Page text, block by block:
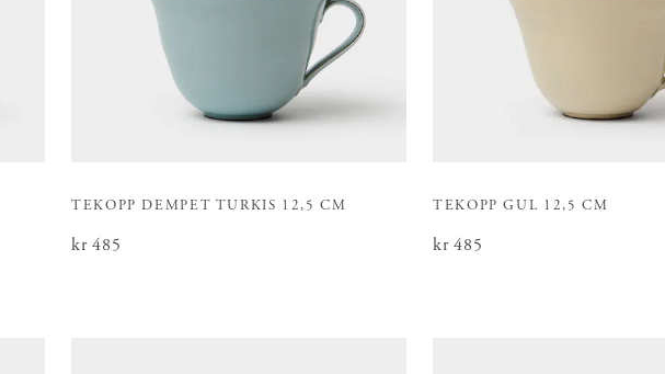
TEKOPP DEMPET TURKIS 12,5 CM
Pris:kr 485
kr 485
TEKOPP GUL 12,5 CM
Pris:kr 485
kr 485